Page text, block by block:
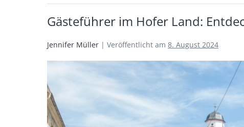
Gästeführer im Hofer Land:
Jennifer Müller | Veröffentlicht am 8. August 2024